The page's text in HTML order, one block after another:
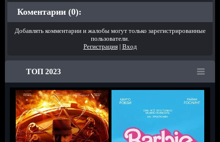
Коментарии (0):
Добавлять комментарии и жалобы могут только зарегистрированные
пользователи.
Регистрация| Вход
ТОП 2023